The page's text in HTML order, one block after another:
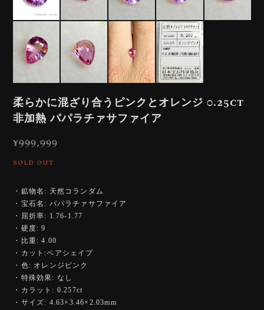
柔らかに混ざり合うピンクとオレンジ 0.25ct
非加熱 パパラチァサファイア
¥999,999
SOLD OUT
・鉱物名: 天然コランダム
・宝石名: パパラチァサファイア
・屈折率: 1.76-1.77
・硬度: 9
・比重: 4.00
・カット:ペアシェイプ
・色: オレンジピンク
・特殊効果: なし
・カラット: 0.257ct
・サイズ: 4.63×3.46×2.03mm